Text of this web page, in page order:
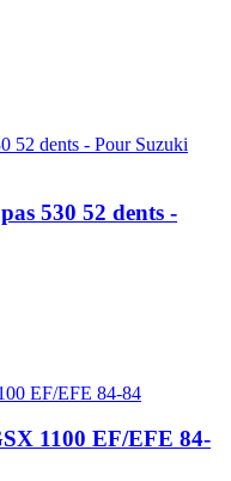
530 52 dents -
1100 EF/EFE 84-